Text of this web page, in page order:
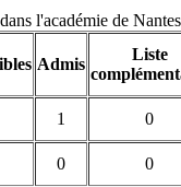
l'académie de
Admis
Liste
1
0
0
0